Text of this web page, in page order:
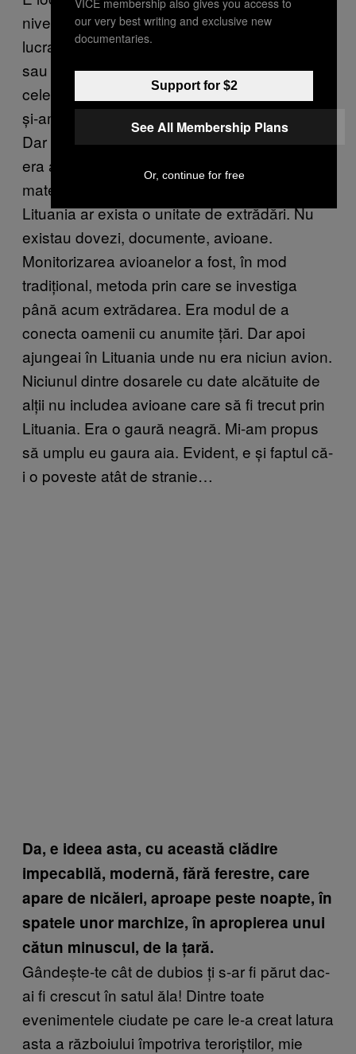
nivel personal. E cel la a cărui poveste am
lucrat cel mai mult și-am dezvoltat-o mai mult
sau mai puțin de la zero. Pe multe dintre
celelalte cazuri le-am preluat de la jumătare
și-am luat-o în direcția în care m-au dus ele.
Dar când am început cazul din Lituania, nu
era aproape nimic acolo, cu excepția unui
material de la
Lituania ar exista o unitate de extrădări. Nu
existau dovezi, documente, avioane.
Monitorizarea avioanelor a fost, în mod
tradițional, metoda prin care se investiga
până acum extrădarea. Era modul de a
conecta oamenii cu anumite țări. Dar apoi
ajungeai în Lituania unde nu era niciun avion.
Niciunul dintre dosarele cu date alcătuite de
alții nu includea avioane care să fi trecut prin
Lituania. Era o gaură neagră. Mi-am propus
să umplu eu gaura aia. Evident, e și faptul că-
i o poveste atât de stranie…
Da, e ideea asta, cu această clădire
impecabilă, modernă, fără ferestre, care
apare de nicăieri, aproape peste noapte, în
spatele unor marchize, în apropierea unui
cătun minuscul, de la țară.
Gândește-te cât de dubios ți s-ar fi părut dac-
ai fi crescut în satul ăla! Dintre toate
evenimentele ciudate pe care le-a creat latura
asta a războiului împotriva teroriștilor, mie
our very best writing and exclusive new
documentaries.
Support for $2
See All Membership Plans
Or, continue for free